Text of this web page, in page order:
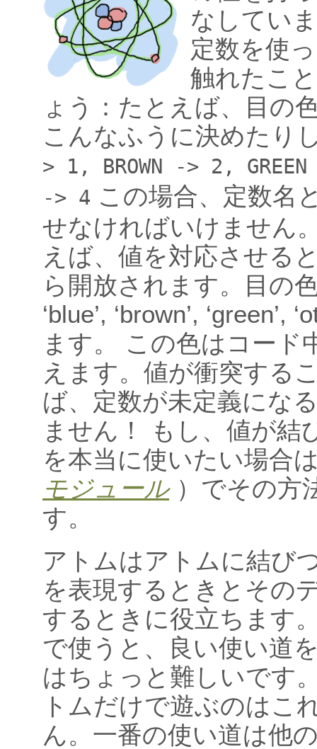
なしてい
定数を使
触れたこ
ょう：たとえば、目の
こんなふうに決めたり
> 1, BROWN -> 2,
GREEN
-> 4 この場合、定数名
せなければいけません
えば、値を対応させる
ら開放されます。目の
‘blue’, ‘brown’, ‘green’,
ます。 この色はコード
えます。値が衝突する
ば、定数が未定義にな
ません！ もし、値が結
を本当に使いたい場合
モジュール）でその方
す。
アトムはアトムに結び
を表現するときとその
するときに役立ちます
で使うと、良い使い道
はちょっと難しいです
トムだけで遊ぶのはこ
ん。一番の使い道は他